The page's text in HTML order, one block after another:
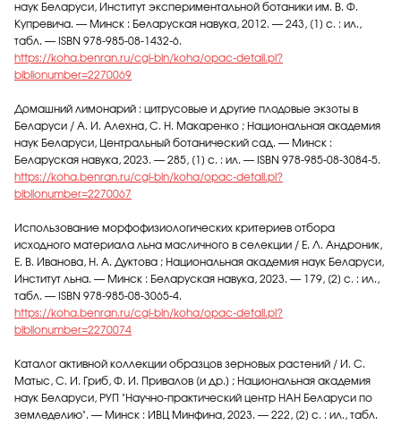
наук Беларуси, Институт экспериментальной ботаники им. В. Ф.
Купревича. — Минск : Беларуская навука, 2012. — 243, [1] с. : ил.,
табл. — ISBN 978-985-08-1432-6.
https://koha.benran.ru/cgi-bin/koha/opac-detail.pl?
biblionumber=2270069
Домашний лимонарий : цитрусовые и другие плодовые экзоты в
Беларуси / А. И. Алехна, С. Н. Макаренко ; Национальная академия
наук Беларуси, Центральный ботанический сад. — Минск :
Беларуская навука, 2023. — 285, [1] с. : ил. — ISBN 978-985-08-3084-5.
https://koha.benran.ru/cgi-bin/koha/opac-detail.pl?
biblionumber=2270067
Использование морфофизиологических критериев отбора
исходного материала льна масличного в селекции / Е. Л. Андроник,
Е. В. Иванова, Н. А. Дуктова ; Национальная академия наук Беларуси,
Институт льна. — Минск : Беларуская навука, 2023. — 179, [2] с. : ил.,
табл. — ISBN 978-985-08-3065-4.
https://koha.benran.ru/cgi-bin/koha/opac-detail.pl?
biblionumber=2270074
Каталог активной коллекции образцов зерновых растений / И. С.
Матыс, С. И. Гриб, Ф. И. Привалов [и др.] ; Национальная академия
наук Беларуси, РУП "Научно-практический центр НАН Беларуси по
земледелию". — Минск : ИВЦ Минфина, 2023. — 222, [2] с. : ил., табл.